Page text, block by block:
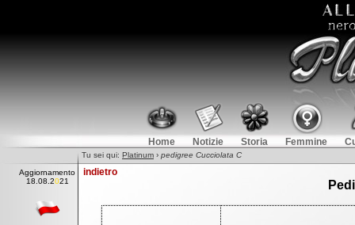
Home Notizie Storia Femmine
Tu sei qui: Platinum › pedigree Cucciolata C
Aggiornamento
18.08 .2021
indietro